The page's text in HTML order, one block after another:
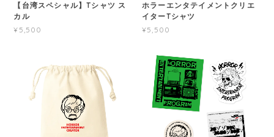
【台湾スペシャル】Tシャツ ス
カル
¥5,500
ホラーエンタテイメントクリエ
イターTシャツ
¥5,500